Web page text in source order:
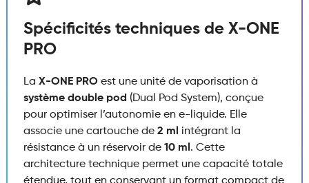
Spécificités techniques de X-ONE
PRO
La X-ONE PROest une unité de vaporisation à
système double pod (Dual Pod System), conçue
pour optimiser l’autonomie en e-liquide. Elle
associe une cartouche de 2 ml
intégrant la
résistance à un réservoir de 10 ml . Cette
architecture technique permet une capacité totale